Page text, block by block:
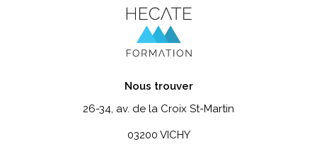
Nous trouver
26-34, av. de la Croix St-Martin
03200 VICHY